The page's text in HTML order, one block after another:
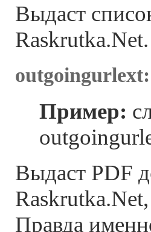
Выдаст
Raskrutka.Net.
outgoingurlext:
Пример:
Выдаст PDF
Правда